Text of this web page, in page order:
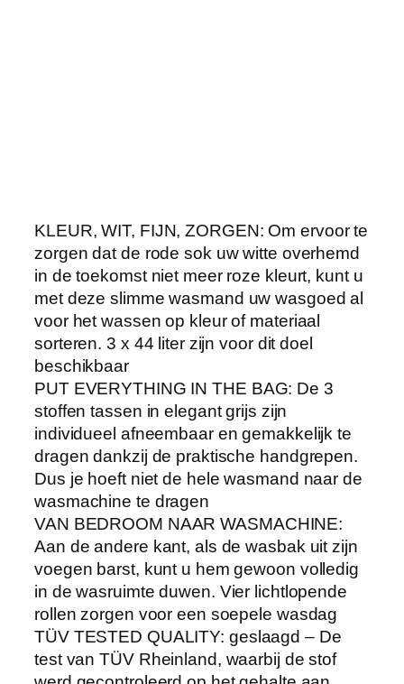
w
a
s
s
o
r
t
e
e
r
m
a
c
h
i
n
e
m
e
t
KLEUR, WIT, FIJN, ZORGEN: Om ervoor te
zorgen dat de rode sok uw witte overhemd
in de toekomst niet meer roze kleurt, kunt u
met deze slimme wasmand uw wasgoed al
voor het wassen op kleur of materiaal
sorteren. 3 x 44 liter zijn voor dit doel
beschikbaar
PUT EVERYTHING IN THE BAG: De 3
stoffen tassen in elegant grijs zijn
individueel afneembaar en gemakkelijk te
dragen dankzij de praktische handgrepen.
Dus je hoeft niet de hele wasmand naar de
wasmachine te dragen
VAN BEDROOM NAAR WASMACHINE:
Aan de andere kant, als de wasbak uit zijn
voegen barst, kunt u hem gewoon volledig
in de wasruimte duwen. Vier lichtlopende
rollen zorgen voor een soepele wasdag
TÜV TESTED QUALITY: geslaagd – De
test van TÜV Rheinland, waarbij de stof